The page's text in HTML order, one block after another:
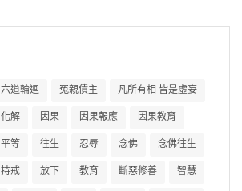
六道輪迴 冤親債主 凡所有相 皆是虛妄
化解 因果 因果報應 因果教育
平等 往生 忍辱 念佛 念佛往生
持戒 放下 教育 斷惡修善 智慧